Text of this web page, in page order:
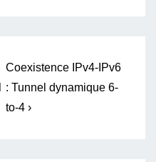
Next
Post
is
Coexistence IPv4-IPv6
: Tunnel dynamique 6-
to-4 ›